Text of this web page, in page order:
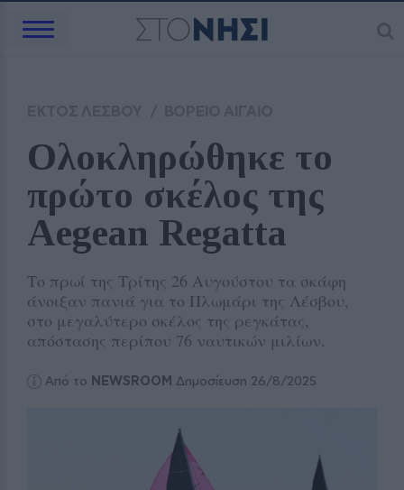
Ολοκληρώθηκε το
πρώτο σκέλος της
Aegean Regatta
Το πρωί της Τρίτης 26 Αυγούστου τα σκάφη
άνοιξαν πανιά για το Πλωμάρι της Λέσβου,
στο μεγαλύτερο σκέλος της ρεγκάτας,
απόστασης περίπου 76 ναυτικών μιλίων.
Από το NEWSROOM Δημοσίευση 26/8/2025